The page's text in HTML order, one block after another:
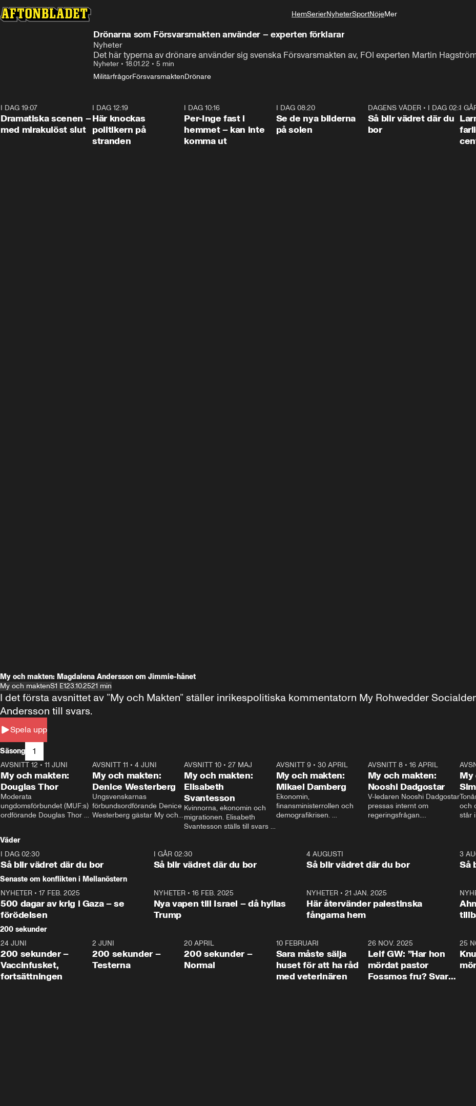
HemSerierNyheterSportNöjeMer
Drönarna som Försvarsmakten använder – experten förklarar
Nyheter
Det här typerna av drönare använder sig svenska Försvarsmakten av, FOI experten Martin
Nyheter • 18.01.22 • 5 min
MilitärfrågorFörsvarsmaktenDrönare
I DAG 19:07
Dramatiska scenen –
med mirakulöst slut
I DAG 12:19
Här knockas
politikern på
stranden
I DAG 10:16
Per-Inge fast i
hemmet – kan inte
komma ut
I DAG 08:20
Se de nya bilderna
på solen
1:06
DAGENS VÄDER• I DAG 02:30
Så blir vädret där du
bor
I
My och makten: Magdalena Andersson om Jimmie-hånet
My och maktenS1 E123.10.2521 min
Spela upp
I det första avsnittet av ”My och Makten” ställer inrikespolitiska kommentatorn My Rohwedder
Andersson till svars.
Säsong 1
26:27
AVSNITT 12 • 11 JUNI
My och makten:
Douglas Thor
Moderata
ungdomsförbundet (MUF:s)
ordförande Douglas Thor
tonårsutvisningarna och hur
Moderaterna ska locka
väljare till valet i höst.
23:40
AVSNITT 11 •4 JUNI
My och makten:
Denice Westerberg
Ungsvenskarnas
förbundsordförande Denice
Westerberg gästar My och
AVSNITT 10 •27 MAJ
My och makten:
Elisabeth
Svantesson
Kvinnorna, ekonomin och
migrationen. Elisabeth
Svantesson ställs till svars
AVSNITT 9• 30 APRIL
My och makten:
Mikael Damberg
Ekonomin,
finansministerrollen och
demografikrisen.
och Makten.
AVSNITT 8• 16 APRIL
My och makten:
Nooshi Dadgostar
V-ledaren Nooshi Dadgostar
pressas internt om
regeringsfrågan.
– Vi ställer upp i val. Ska vi
vara med så sitter vi förstås
My
och
står
Väder
I DAG 02:30
Så blir vädret där du bor
1:06
I GÅR 02:30
Så blir vädret där du bor
4 AUGUSTI
Så blir vädret där du bor
3
Så
Senaste om konflikten i Mellanöstern
NYHETER • 17 FEB. 2025
500 dagar av krig i Gaza – se
förödelsen
NYHETER• 16 FEB. 2025
Nya vapen till Israel – då hyllas
Trump
NYHETER •21 JAN. 2025
Här återvänder palestinska
fångarna hem
200 sekunder
5:00
24 JUNI
200 sekunder –
Vaccinfusket,
fortsättningen
4:23
2 JUNI
200 sekunder –
Testerna
20 APRIL
200 sekunder –
Normal
10 FEBRUARI
Sara måste sälja
huset för att ha råd
med veterinären
26 NOV. 2025
Leif GW: ”Har hon
mördat pastor
Fossmos fru? Svar
25